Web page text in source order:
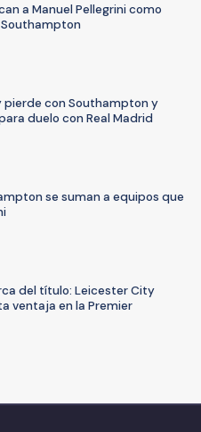
a Manuel Pellegrini como
pierde con Southampton y
duelo con Real Madrid
se suman a equipos que
del título: Leicester City
ventaja en la Premier